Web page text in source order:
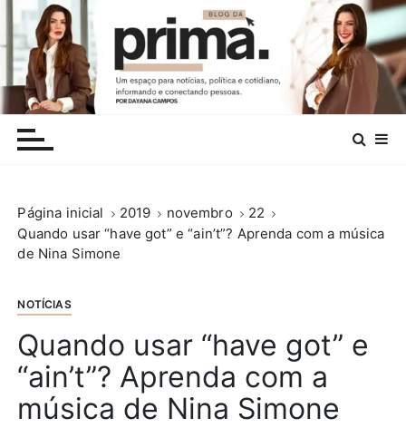
Página inicial 2019 novembro
22
Quando usar “have got” e “ain’t”? Aprenda com a música
de Nina Simone
NOTÍCIAS
Quando usar “have got” e
“ain’t”? Aprenda com a
música de Nina Simone